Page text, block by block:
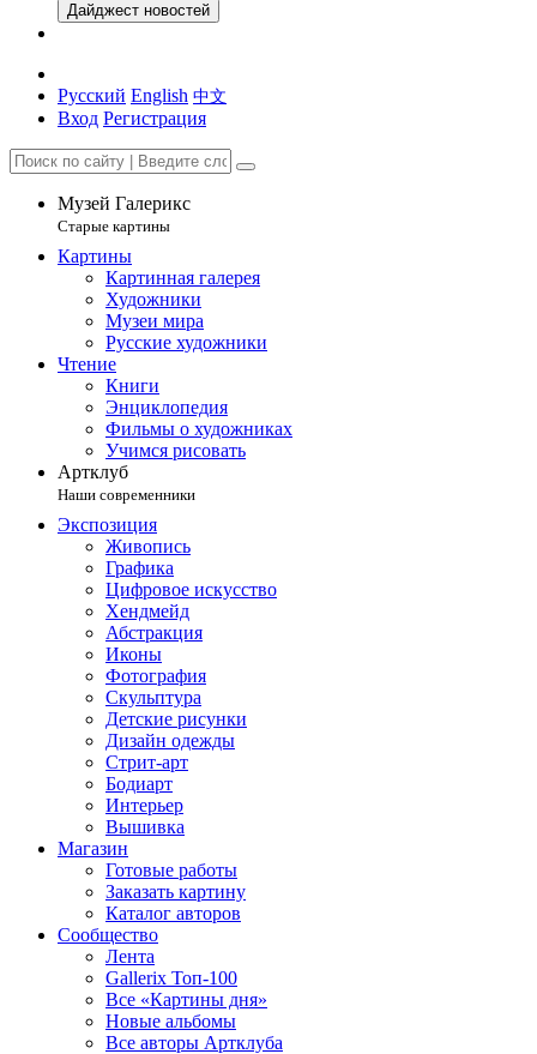
Дайджест новостей
Русский English 中文
Вход Регистрация
Музей Галерикс
Старые картины
Картины
Картинная галерея
Художники
Музеи мира
Русские художники
Чтение
Книги
Энциклопедия
Фильмы о художниках
Учимся рисовать
Артклуб
Наши современники
Экспозиция
Живопись
Графика
Цифровое искусство
Хендмейд
Абстракция
Иконы
Фотография
Скульптура
Детские рисунки
Дизайн одежды
Стрит-арт
Бодиарт
Интерьер
Вышивка
Магазин
Готовые работы
Заказать картину
Каталог авторов
Сообщество
Лента
Gallerix Топ-100
Все «Картины дня»
Новые альбомы
Все авторы Артклуба